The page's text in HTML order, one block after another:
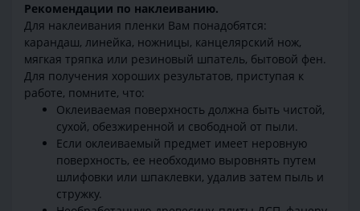
Рекомендации по наклеиванию.
Для наклеивания пленки Вам понадобятся:
карандаш, линейка, ножницы, канцелярский нож,
мягкая тряпка или резиновый шпатель, бытовой фен.
Для получения хороших результатов, приступая к
работе, помните, что:
Оклеиваемая поверхность должна быть чистой,
сухой, обезжиренной и свободной от пыли.
Если оклеиваемый предмет имеет неровную
поверхность, ее необходимо выровнять путем
шлифовки или шпаклевки, удалив затем пыль и
стружку.